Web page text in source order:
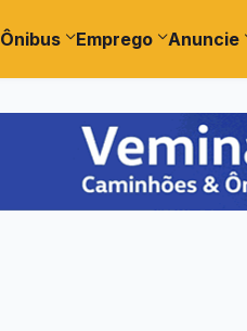
Ônibus Emprego Anuncie